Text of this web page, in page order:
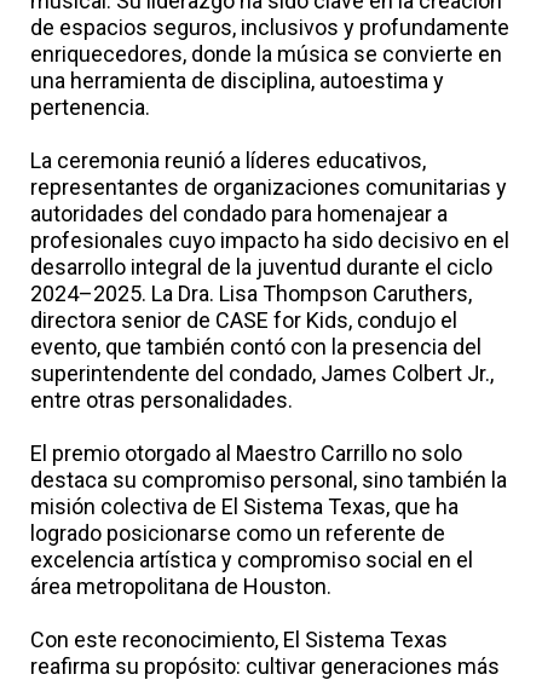
de espacios seguros, inclusivos y profundamente
enriquecedores, donde la música se convierte en
una herramienta de disciplina, autoestima y
pertenencia.
La ceremonia reunió a líderes educativos,
representantes de organizaciones comunitarias y
autoridades del condado para homenajear a
profesionales cuyo impacto ha sido decisivo en el
desarrollo integral de la juventud durante el ciclo
2024–2025. La Dra. Lisa Thompson Caruthers,
directora senior de CASE for Kids, condujo el
evento, que también contó con la presencia del
superintendente del condado, James Colbert Jr.,
entre otras personalidades.
El premio otorgado al Maestro Carrillo no solo
destaca su compromiso personal, sino también la
misión colectiva de El Sistema Texas, que ha
logrado posicionarse como un referente de
excelencia artística y compromiso social en el
área metropolitana de Houston.
Con este reconocimiento, El Sistema Texas
reafirma su propósito: cultivar generaciones más